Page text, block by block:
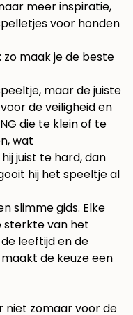
meer inspiratie,
voor honden
zo maak je de beste
maar de juiste
de veiligheid en
die te klein of te
wat
juist te hard, dan
hij het speeltje al
slimme gids. Elke
sterkte van het
leeftijd en de
de keuze een
niet zomaar voor de